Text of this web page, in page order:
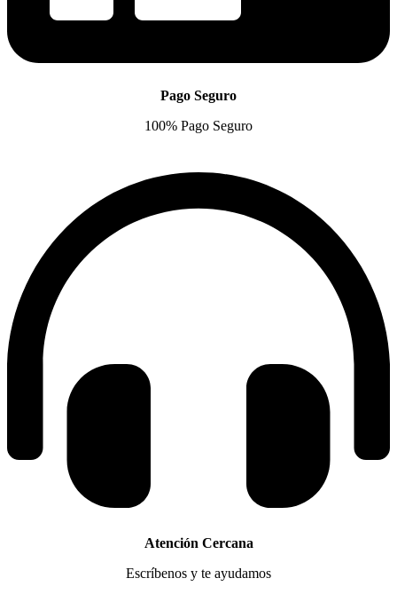
Pago Seguro
100% Pago Seguro
Atención Cercana
Escríbenos y te ayudamos